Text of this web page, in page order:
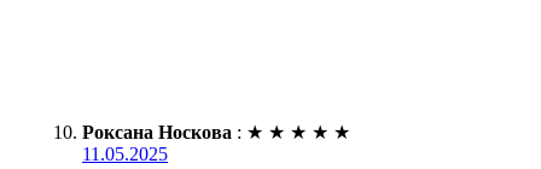
Роксана Носкова : ★ ★ ★ ★ ★
11.05.2025